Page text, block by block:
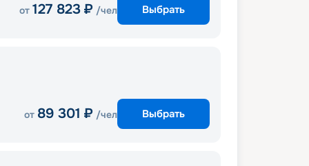
от 127 823 ₽ /чел Выбрать
от 89 301 ₽ /чел Выбрать